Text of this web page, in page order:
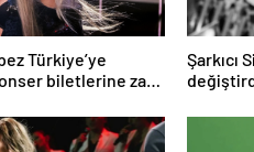
Türkiye’ye
biletlerine zam
Şarkıcı